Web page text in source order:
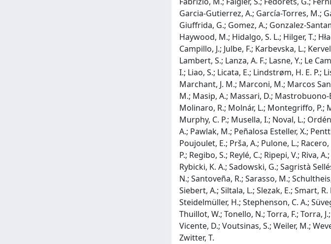
Garcia-Gutierrez, A.; García-Torres, M.;
Giuffrida, G.; Gomez, A.; Gonzalez-
Haywood, M.; Hidalgo, S. L.; Hilger, T.;
Campillo, J.; Julbe, F.; Karbevska, L.;
Lambert, S.; Lanza, A. F.; Lasne, Y.; Le
I.; Liao, S.; Licata, E.; Lindstrøm, H. E. P.;
Marchant, J. M.; Marconi, M.; Marcos
M.; Masip, A.; Massari, D.; Mastrobuono-
Molinaro, R.; Molnár, L.; Montegriffo, P.;
Murphy, C. P.; Musella, I.; Noval, L.;
A.; Pawlak, M.; Peñalosa Esteller, X.;
Poujoulet, E.; Prša, A.; Pulone, L.;
P.; Regibo, S.; Reylé, C.; Ripepi, V.; Riva,
Rybicki, K. A.; Sadowski, G.; Sagristà
N.; Santoveña, R.; Sarasso, M.;
Siebert, A.; Siltala, L.; Slezak, E.; Smart,
Steidelmüller, H.; Stephenson, C. A.;
Thuillot, W.; Tonello, N.; Torra, F.; Torra,
Vicente, D.; Voutsinas, S.; Weiler, M.;
Zwitter, T.